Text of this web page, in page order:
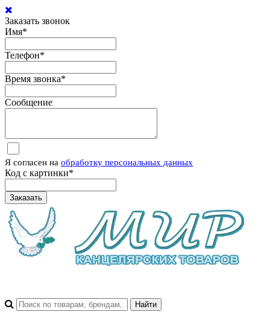
Заказать звонок
Имя*
Телефон*
Время звонка*
Сообщение
Я согласен на обработку персональных данных
Код с картинки*
Заказать